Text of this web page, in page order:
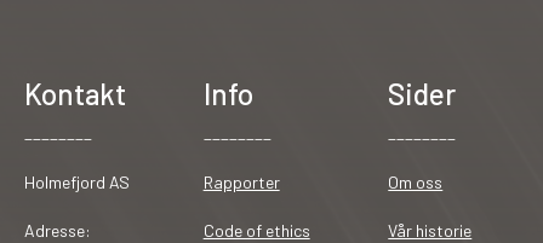
Kontakt
Holmefjord AS
Adresse:
Info
Rapporter
Code of ethics
Sider
Om oss
Vår historie